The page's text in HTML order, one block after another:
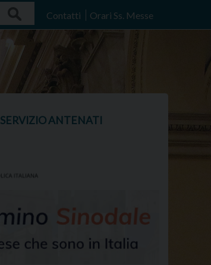
Contatti Orari Ss. Messe
SERVIZIO ANTENATI